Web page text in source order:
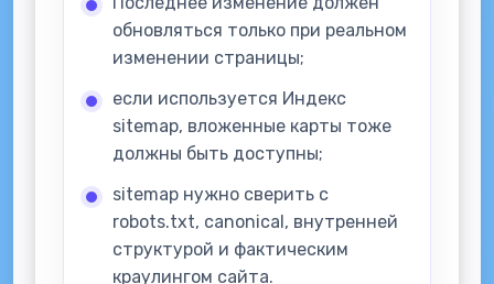
обновляться только при реальном
изменении страницы;
если используется Индекс
sitemap, вложенные карты тоже
должны быть доступны;
sitemap нужно сверить с
robots.txt, canonical, внутренней
структурой и фактическим
краулингом сайта.